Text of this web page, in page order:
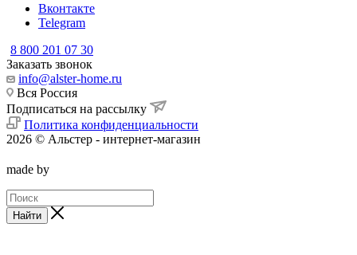
Вконтакте
Telegram
8 800 201 07 30
Заказать звонок
info@alster-home.ru
Вся Россия
Подписаться на рассылку
Политика конфиденциальности
2026 © Альстер - интернет-магазин
made by
Найти